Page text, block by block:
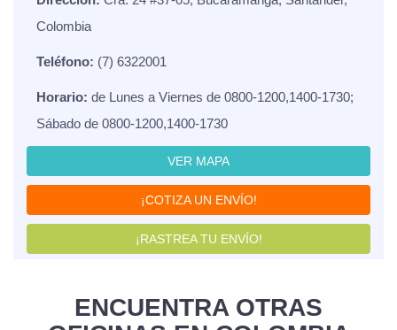
Colombia
Teléfono: (7) 6322001
Horario: de Lunes a Viernes de 0800-1200,1400-1730;
Sábado de 0800-1200,1400-1730
VER MAPA
¡COTIZA UN ENVÍO!
¡RASTREA TU ENVÍO!
ENCUENTRA OTRAS